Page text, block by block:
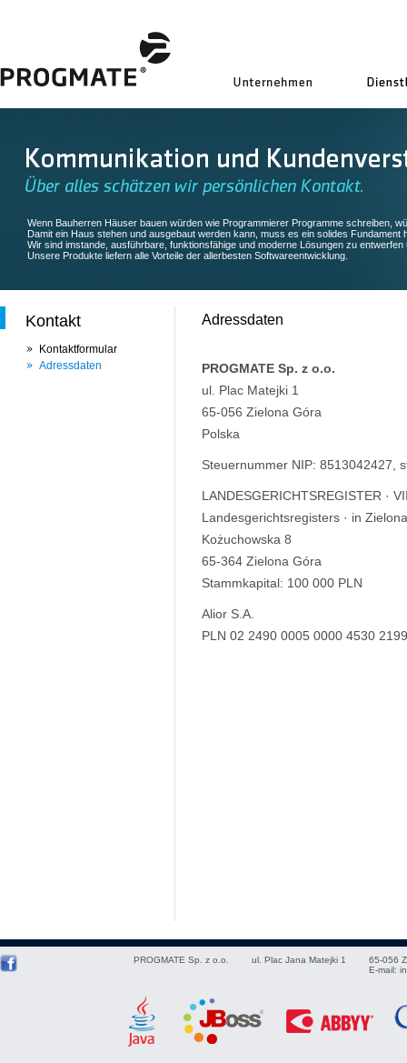
Wenn Bauherren Häuser bauen würden wie Programmierer Programme schreiben,
Damit ein Haus stehen und ausgebaut werden kann, muss es ein solides Fundament
Wir sind imstande, ausführbare, funktionsfähige und moderne Lösungen zu entwerfen
Unsere Produkte liefern alle Vorteile der allerbesten Softwareentwicklung.
Kontakt
Kontaktformular
Adressdaten
Adressdaten
PROGMATE Sp. z o.o.
ul. Plac Matejki 1
65-056 Zielona Góra
Polska
Steuernummer NIP: 8513042427,
LANDESGERICHTSREGISTER ·
Landesgerichtsregisters · in
Kożuchowska 8
65-364 Zielona Góra
Stammkapital: 100 000 PLN
Alior S.A.
PLN 02 2490 0005 0000 4530
PROGMATE Sp. z o.o. ul. Plac Jana Matejki 1 65-056
E-mail: